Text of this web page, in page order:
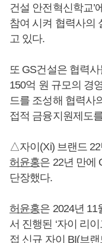
건설 안전혁신학교’
참여 시켜 협력사의
고 있다.
또 GS건설은 협력
150억 원 규모의 경
드를 조성해 협력사
접적 금융지원제도
△자이(Xi) 브랜드
허윤홍은 22년 만에
단장했다.
허윤홍은 2024년 11
서 진행된 ‘자이 리
접 신규 자이 BI(브